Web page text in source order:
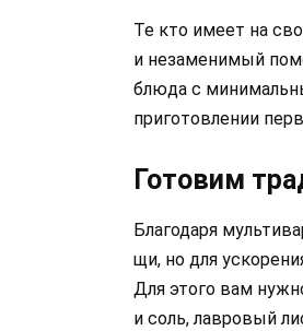
Те кто имеет на
и незаменимый
блюда с
приготовлении
Готовим
Благодаря
щи, но для
Для этого вам
и соль, лавровый